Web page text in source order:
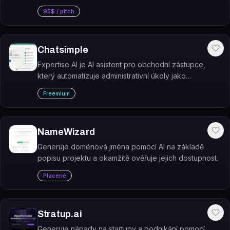
S touto úžasnou aplikací budete schopni získat
financování snadněji než kdy dříve.
95$ / pitch
Chatsimple
Expertise AI je AI asistent pro obchodní zástupce,
který automatizuje administrativní úkoly jako
aktualizace CRM, přípravu na schůzky, follow-upy a
prospecting.
Freemium
NameWizard
Generuje doménová jména pomocí AI na základě
popisu projektu a okamžitě ověřuje jejich dostupnost.
Placené
Stratup.ai